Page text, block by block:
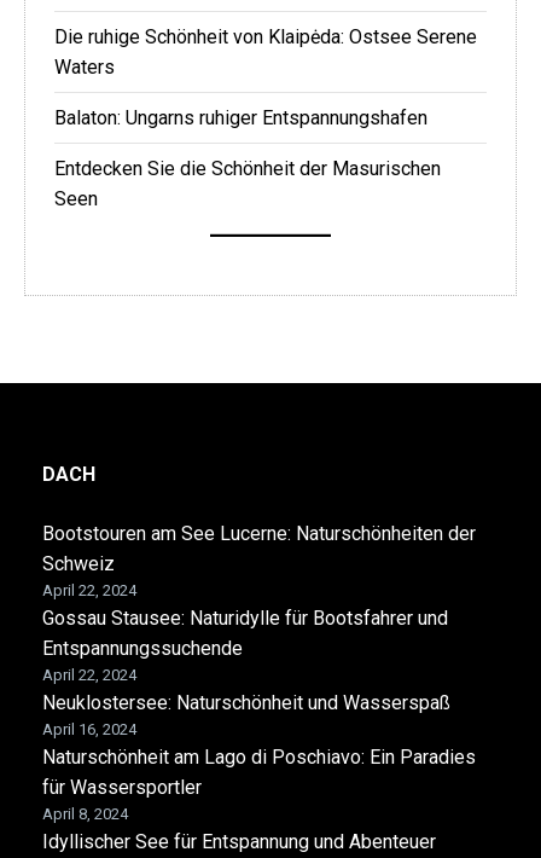
Die ruhige Schönheit von Klaipėda: Ostsee Serene
Waters
Balaton: Ungarns ruhiger Entspannungshafen
Entdecken Sie die Schönheit der Masurischen
Seen
DACH
Bootstouren am See Lucerne: Naturschönheiten der
Schweiz
April 22, 2024
Gossau Stausee: Naturidylle für Bootsfahrer und
Entspannungssuchende
April 22, 2024
Neuklostersee: Naturschönheit und Wasserspaß
April 16, 2024
Naturschönheit am Lago di Poschiavo: Ein Paradies
für Wassersportler
April 8, 2024
Idyllischer See für Entspannung und Abenteuer